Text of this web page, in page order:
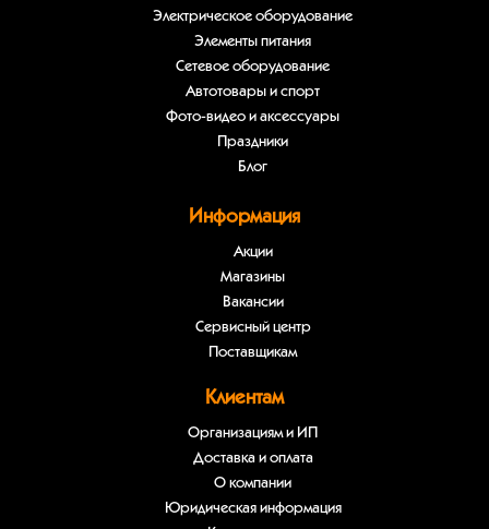
Электрическое оборудование
Элементы питания
Сетевое оборудование
Автотовары и спорт
Фото-видео и аксессуары
Праздники
Блог
Информация
Акции
Магазины
Вакансии
Сервисный центр
Поставщикам
Клиентам
Организациям и ИП
Доставка и оплата
О компании
Юридическая информация